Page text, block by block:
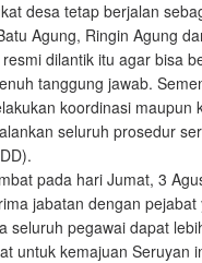
desa tetap berjalan
Agung, Ringin Agung
dilantik itu agar bisa
tanggung jawab.
koordinasi maupun
seluruh prosedur
pada hari Jumat, 3
jabatan dengan pejabat
pegawai dapat
untuk kemajuan Seruyan